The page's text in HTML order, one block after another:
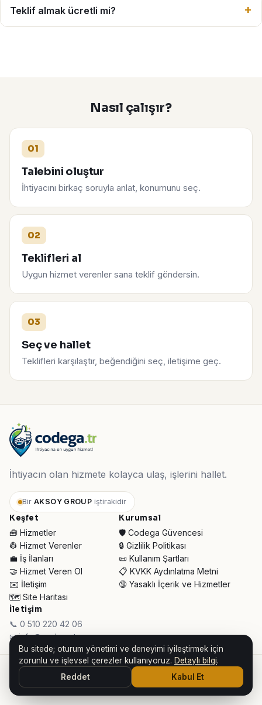
Teklif almak ücretli mi?
Nasıl çalışır?
01
Talebini oluştur
İhtiyacını birkaç soruyla anlat, konumunu seç.
02
Teklifleri al
Uygun hizmet verenler sana teklif göndersin.
03
Seç ve hallet
Teklifleri karşılaştır, beğendiğini seç, iletişime geç.
İhtiyacın olan hizmete kolayca ulaş, işlerini hallet.
Bir AKSOY GROUP iştirakidir
Keşfet
🧰 Hizmetler
👷 Hizmet Verenler
💼 İş İlanları
🤝 Hizmet Veren Ol
✉️ İletişim
🗺️ Site Haritası
Kurumsal
🛡️ Codega Güvencesi
🔒 Gizlilik Politikası
📜 Kullanım Şartları
📋 KVKK Aydınlatma Metni
🔞 Yasaklı İçerik ve Hizmetler
İletişim
📞 0 510 220 42 06
✉ info@codega.tr
© 2026 Codega Hizmet Pazaryeri ·
AKSOY GROUP iştirakidir
👥 Toplam Ziyaretçi: 33.093 · Bugün:957
Bu sitede; oturum yönetimi ve deneyimi iyileştirmek için
zorunlu ve işlevsel çerezler kullanıyoruz. Detaylı bilgi.
Reddet
Kabul Et